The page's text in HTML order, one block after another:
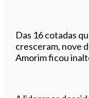
Das 16 cotadas
cresceram, nove
Amorim ficou